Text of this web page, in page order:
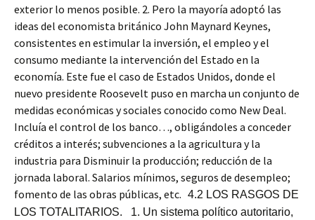
exterior lo menos posible. 2. Pero la mayoría adoptó las
ideas del economista británico John Maynard Keynes,
consistentes en estimular la inversión, el empleo y el
consumo mediante la intervención del Estado en la
economía. Este fue el caso de Estados Unidos, donde el
nuevo presidente Roosevelt puso en marcha un conjunto de
medidas económicas y sociales conocido como New Deal.
Incluía el control de los banco…, obligándoles a conceder
créditos a interés; subvenciones a la agricultura y la
industria para Disminuir la producción; reducción de la
jornada laboral. Salarios mínimos, seguros de desempleo;
fomento de las obras públicas, etc. 4.2 LOS RASGOS DE
LOS TOTALITARIOS. 1. Un sistema político autoritario,